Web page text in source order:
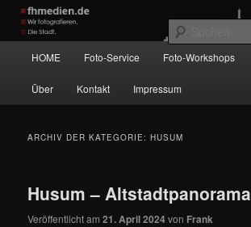
Zum
primären
Inhalt
springen
Zum
sekundären
Inhalt
springen
Wir fotografieren die Hauptstadt!
HOME Foto-Service Foto-Workshops
Über Kontakt Impressum
ARCHIV DER KATEGORIE:HUSUM
Husum – Altstadtpanorama
Veröffentlicht am21. April 2024von Frank